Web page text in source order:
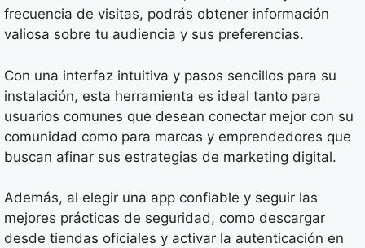
frecuencia de visitas, podrás obtener información
valiosa sobre tu audiencia y sus preferencias.
Con una interfaz intuitiva y pasos sencillos para su
instalación, esta herramienta es ideal tanto para
usuarios comunes que desean conectar mejor con su
comunidad como para marcas y emprendedores que
buscan afinar sus estrategias de marketing digital.
Además, al elegir una app confiable y seguir las
mejores prácticas de seguridad, como descargar
desde tiendas oficiales y activar la autenticación en